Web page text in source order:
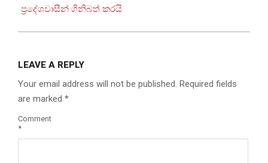
ප්‍රදේශවාසීන් ගිනිබත් කරයි
LEAVE A REPLY
Your email address will not be published. Required fields
are marked *
Comment
*